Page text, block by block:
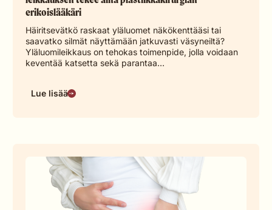
erikoislääkäri
Häiritsevätkö raskaat yläluomet näkökenttääsi tai
saavatko silmät näyttämään jatkuvasti väsyneiltä?
Yläluomileikkaus on tehokas toimenpide, jolla voidaan
keventää katsetta sekä parantaa…
Lue lisää